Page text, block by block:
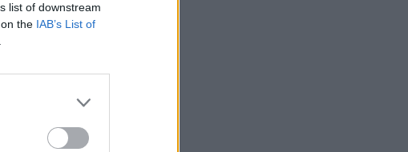
list of downstream
the IAB’s List of